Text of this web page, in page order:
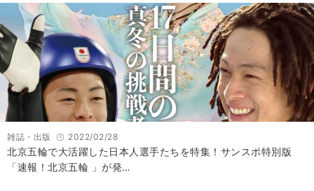
雑誌・出版 2022/02/28
北京五輪で大活躍した日本人選手たちを特集！サンスポ特別版
「速報！北京五輪 」が発…